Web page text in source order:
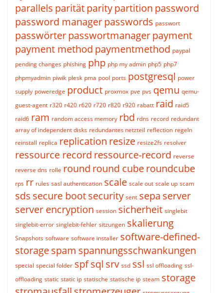
parallels paritätparitypartition password
password managerpasswords passwort
passwörterpasswortmanagerpayment
payment method paymentmethod paypal
pending changes phishing php php my admin php5 php7
phpmyadmin piwik plesk pma pool ports postgresql power
supply poweredge product proxmox pve pvs qemu qemu-
guest-agent r320 r420 r620 r720 r820 r920 rabatt raid raid5
raid6 ram random access memory rbd rdns record redundant
array of independent disks redundantes netzteil reflection regeln
reinstall replica replication resize resize2fs resolver
ressource record ressource-record reverse
reverse dns rolle round round cuberoundcube
rps rr rules sasl authentication scale scale out scale up scam
sds secure bootsecurity sent sepa server
server encryption session sicherheit singlebit
singlebit-error singlebit-fehler sitzungen skalierung
Snapshots software software installer software-defined-
storagespam spannungsschwankungen
special special folder spfsql srv ssd ssl ssl offloading ssl-
offloading static static ip statische statische ip steam storage